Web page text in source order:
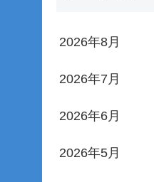
2026年8月
2026年7月
2026年6月
2026年5月